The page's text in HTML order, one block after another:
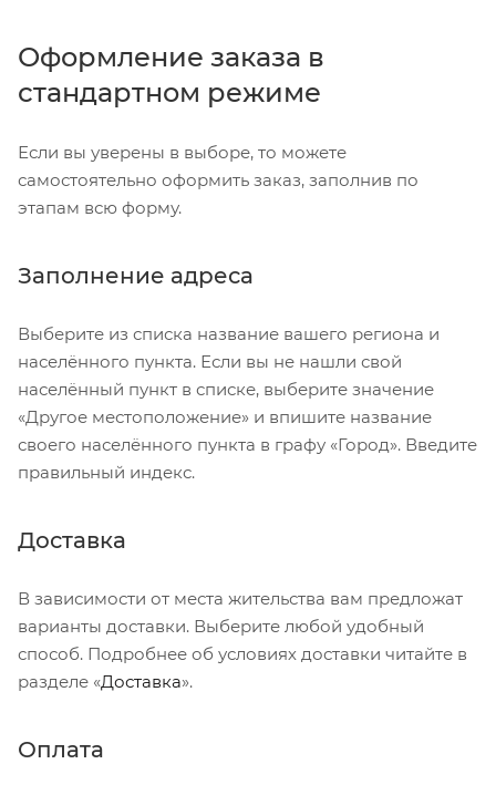
Оформление заказа в
стандартном режиме
Если вы уверены в выборе, то можете
самостоятельно оформить заказ, заполнив по
этапам всю форму.
Заполнение адреса
Выберите из списка название вашего региона и
населённого пункта. Если вы не нашли свой
населённый пункт в списке, выберите значение
«Другое местоположение» и впишите название
своего населённого пункта в графу «Город». Введите
правильный индекс.
Доставка
В зависимости от места жительства вам предложат
варианты доставки. Выберите любой удобный
способ. Подробнее об условиях доставки читайте в
разделе «Доставка».
Оплата